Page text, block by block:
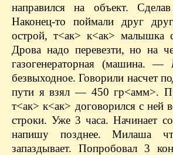
направился на объект.
Наконец-то поймали друг
острой, т<ак> к<ак> малышка
Дрова надо перевезти, но на
газогенераторная (машина. —
безвыходное. Говорили насчет
пути я взял — 450 гр<амм>.
т<ак> к<ак> договорился с ней
строки. Уже 3 часа. Начинает
напишу позднее. Милаша
запаздывает. Попробовал 3